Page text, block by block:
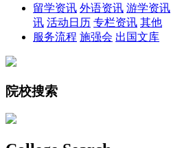
留学资讯 外语资讯 游学资讯
讯 活动日历 专栏资讯 其他
服务流程 施强会 出国文库
院校搜索